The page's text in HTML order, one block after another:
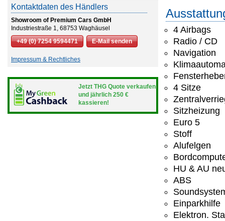
Kontaktdaten des Händlers
Showroom of Premium Cars GmbH
Industriestraße 1, 68753 Waghäusel
+49 (0) 7254 9594471
E-Mail senden
Impressum & Rechtliches
Jetzt THG Quote verkaufen
und jährlich 250 €
kassieren!
4 Airbags
Radio / CD
Navigation
4 Sitze
Sitzheizung
Euro 5
Stoff
Alufelgen
HU & AU
ABS
Einparkhilfe
Elektron.